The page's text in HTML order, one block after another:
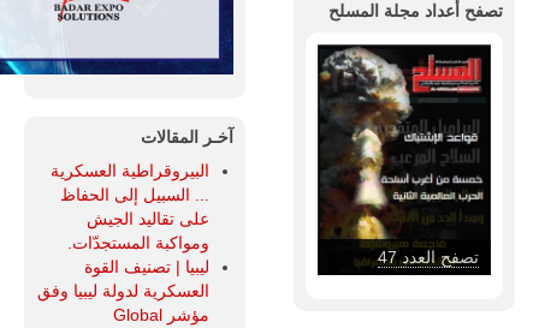
تصفح أعداد مجلة المسلح
تصفح العدد 47
آخـر المقالات
البيروقراطية العسكرية
... السبيل إلى الحفاظ
على تقاليد الجيش
ومواكبة المستجدّات.
ليبيا | تصنيف القوة
العسكرية لدولة ليبيا وفق
مؤشر Global